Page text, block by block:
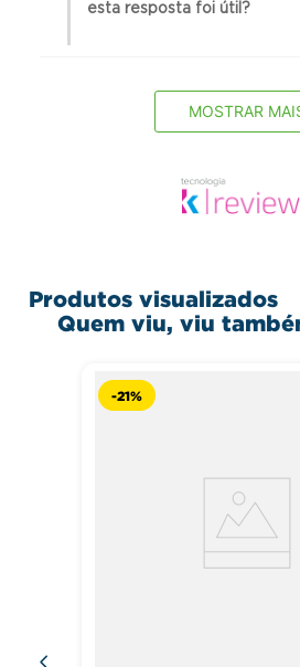
esta resposta foi útil?
MOSTRAR
Produtos visualizados
Quem viu, viu
-21%